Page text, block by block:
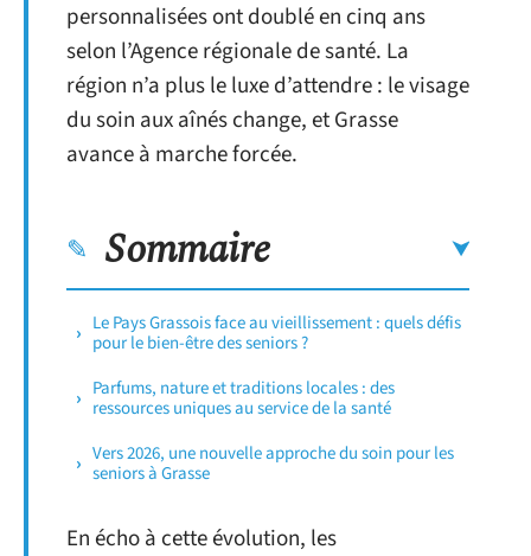
personnalisées ont doublé en cinq ans
selon l’Agence régionale de santé. La
région n’a plus le luxe d’attendre : le visage
du soin aux aînés change, et Grasse
avance à marche forcée.
Sommaire
Le Pays Grassois face au vieillissement : quels défis
pour le bien-être des seniors ?
Parfums, nature et traditions locales : des
ressources uniques au service de la santé
Vers 2026, une nouvelle approche du soin pour les
seniors à Grasse
En écho à cette évolution, les